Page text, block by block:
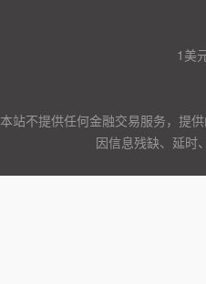
1美
本站不提供任何金融交易服务，提
因信息残缺、延时